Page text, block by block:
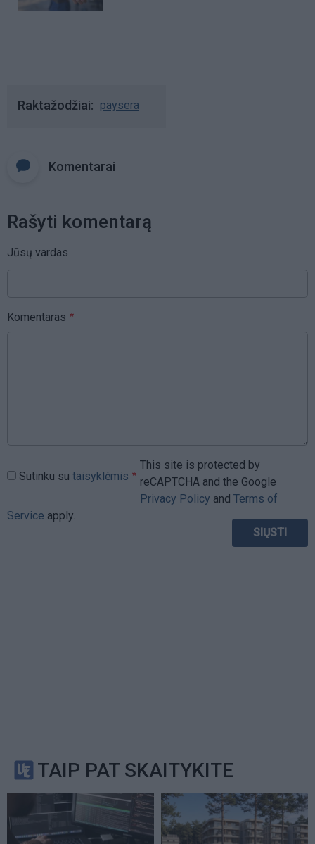
Raktažodžiai paysera
Komentarai
Rašyti komentarą
Jūsų vardas
Komentaras
Sutinku su taisyklėmis
This site is protected by
reCAPTCHA and the Google
Privacy Policy and Terms of
Service apply.
TAIP PAT SKAITYKITE